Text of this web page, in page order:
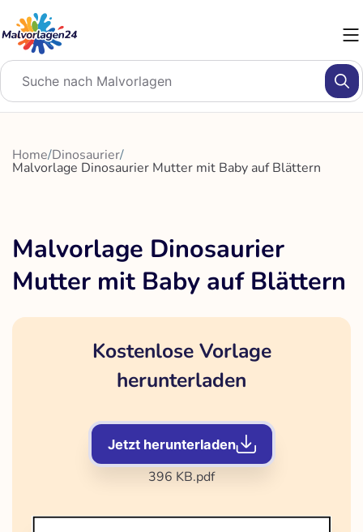
Inhalt
springen
Home/Dinosaurier/
Malvorlage Dinosaurier Mutter mit Baby auf Blättern
Malvorlage Dinosaurier
Mutter mit Baby auf Blättern
Kostenlose Vorlage
herunterladen
Jetzt herunterladen
396 KB.pdf